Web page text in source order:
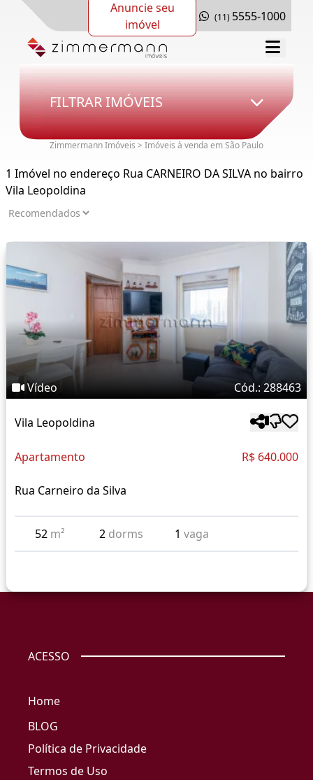
Anuncie seu
imóvel
(11) 5555-1000
FILTRAR IMÓVEIS
Zimmermann Imóveis > Imóveis à venda em São Paulo
1 Imóvel no endereço Rua CARNEIRO DA SILVA no bairro
Vila Leopoldina
Vídeo Cód.: 288463
Vila Leopoldina
Apartamento R$ 640.000
Rua Carneiro da Silva
52 m² 2 dorms 1vaga
ACESSO
Home
BLOG
Política de Privacidade
Termos de Uso